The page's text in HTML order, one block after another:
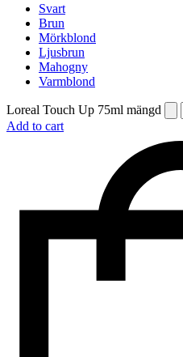
Svart
Brun
Mörkblond
Ljusbrun
Mahogny
Varmblond
Loreal Touch Up 75ml mängd
Add to cart